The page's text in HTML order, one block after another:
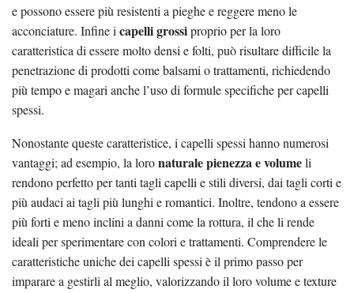
e possono essere più resistenti a pieghe e reggere meno le
acconciature. Infine i capelli grossiproprio per la loro
caratteristica di essere molto densi e folti, può risultare difficile la
penetrazione di prodotti come balsami o trattamenti, richiedendo
più tempo e magari anche l’uso di formule specifiche per capelli
spessi.
Nonostante queste caratteristice, i capelli spessi hanno numerosi
vantaggi; ad esempio, la loronaturale pienezza e volumeli
rendono perfetto per tanti tagli capelli e stili diversi, dai tagli corti e
più audaci ai tagli più lunghi e romantici. Inoltre, tendono a essere
più forti e meno inclini a danni come la rottura, il che li rende
ideali per sperimentare con colori e trattamenti. Comprendere le
caratteristiche uniche dei capelli spessi è il primo passo per
imparare a gestirli al meglio, valorizzando il loro volume e texture